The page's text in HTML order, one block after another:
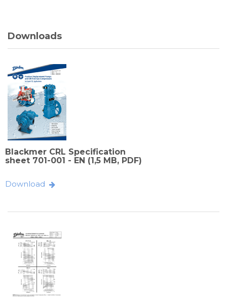
Downloads
Blackmer CRL Specification
sheet 701-001 - EN (1,5 MB, PDF)
Download